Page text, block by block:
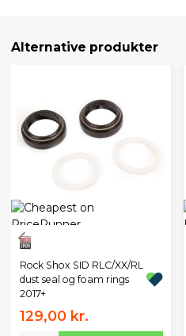
Alternative produkter
Rock Shox SID RLC/XX/RL
dust seal og foam rings
2017+
129,00 kr.